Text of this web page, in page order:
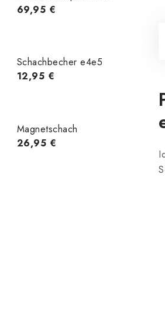
69,95 €
Schachbecher e4e5
12,95 €
Magnetschach
26,95 €